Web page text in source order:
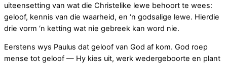
uiteensetting van wat die Christelike lewe behoort te wees:
geloof, kennis van die waarheid, en ‘n godsalige lewe. Hierdie
drie vorm ‘n ketting wat nie gebreek kan word nie.
Eerstens wys Paulus dat geloof van God af kom. God roep
mense tot geloof — Hy kies uit, werk wedergeboorte en plant